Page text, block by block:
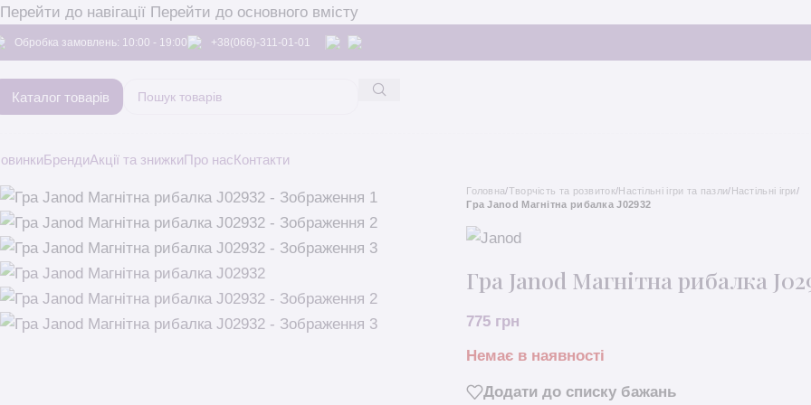
Перейти до навігації Перейти до основного вмісту
Обробка замовлень: 10:00 - 19:00 +38(066)-311-01-01
Каталог товарів
БрендиАкції та знижкиПро насКонтакти
Головна/Творчість та розвиток/Настільні ігри та пазли/Настільні ігри/
Гра Janod Магнітна рибалка J02932
Гра Janod Магнітна рибалка
775 грн
Немає в наявності
Додати до списку бажань